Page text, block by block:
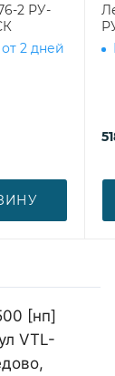
2 РУ-
2 дней
[нп]
VTL-